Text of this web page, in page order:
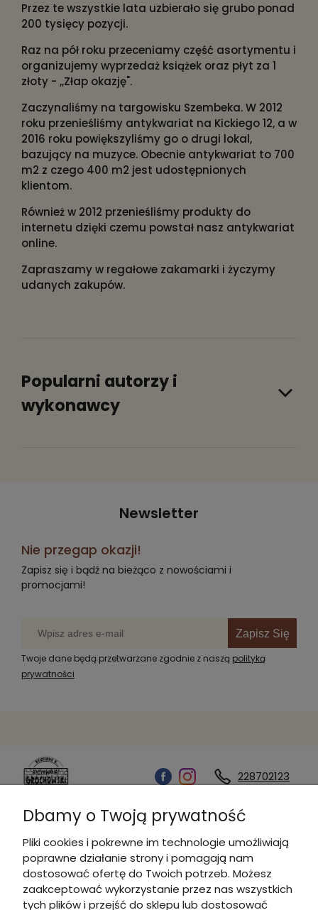
Przez te wszystkie lata uzbierało się grubo ponad
200 tysięcy pozycji.
Raz na pół roku przeceniamy część asortymentu i
organizujemy wyprzedaż książek oraz płyt za 1
złoty - ,,Złap okazję".
Zaczynaliśmy na targowisku Szembeka. W 2012
roku przenieśliśmy antykwariat na Kickiego 12, a w
2016 roku powiększyliśmy go o drugi lokal,
bazujący na muzyce. Obecnie antykwariat to 700
m2 z czego 400 m2 jest udostępnionych
klientom.
Również w 2012 przenieśliśmy produkty do
internetu dzięki czemu powstał nasz antykwariat
online.
Zapraszamy w regałowe zakamarki i życzymy
udanych zakupów.
Popularni autorzy i
wykonawcy
Newsletter
Nie przegap okazji!
Zapisz się i bądź na bieżąco z nowościami i
promocjami!
Zapisz Się
Twoje dane będą przetwarzane zgodnie z naszą polityką
prywatności
228702123
Kontakt
Informacje
Dbamy o Twoją prywatność
Pliki cookies i pokrewne im technologie umożliwiają
poprawne działanie strony i pomagają nam
dostosować ofertę do Twoich potrzeb. Możesz
zaakceptować wykorzystanie przez nas wszystkich
tych plików i przejść do sklepu lub dostosować